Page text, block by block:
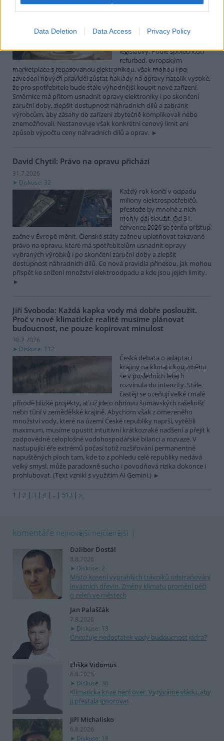
Data Deletion Data Access Privacy Policy
1.8.2026
novou evropskou směrnici o
legislativy. Podle společnosti
refurbed, evropským
marketplace s repasovanou elektronikou, však mohou i po
zavedení nových pravidel zůstat náklady na opravy natolik vysoké,
že pro spotřebitele bude stále výhodnější koupit nové zařízení.
Směrnice má přitom usnadnit opravy elektroniky i po skončení
záruční doby, zlepšit dostupnost náhradních dílů a zabránit
výrobcům, aby zásahy do zařízení zbytečně komplikovali nebo
znemožňovali. Nestanovuje však konkrétní cenový limit ani
způsob výpočtu ceny náhradních dílů a oprav.
David Chytil: Právo na opravu přichází
31.7.2026
Diskuse: 32
Každý rok končí v odpadu
miliony elektrospotřebičů,
přestože by mnohé z nich
mohly dál sloužit. Od 31.
července 2026 se tento přístup
začne v Evropě měnit. Členské státy začnou uplatňovat takzvané
právo na opravu, které má spotřebitelům usnadnit opravy
vybraných výrobků i po skončení záruční doby a zlepšit
dostupnost náhradních dílů. Co nová pravidla přinesou, jak mohou
přispět ke snížení množství elektroodpadu a kde jsou jejich limity.
Jiří Svoboda: Každá kapka vody má dobře posloužit.
Proč v nové klimatické realitě musíme plánovat
budoucnost, ne pouze kopírovat minulost
30.7.2026
Diskuse: 112
Česká debata o adaptaci
krajiny na klimatickou změnu
se v posledních letech
rozvinula do intenzity. Stále
častěji se oceňují velké i malé
přírodě blízké projekty, ať už jde o obnovu šumavských rašelinišť
nebo tůní v zemědělské krajině. Abychom však z omezeného
množství vody, které na území České republiky naprší, vytěžili
maximum, musíme opustit intuitivní krátkozraké nadšení a přejít k
zodpovědné celoplošné vodohospodářské bilanci a rozvaze. V
nastupující éře extrémů počasí totiž rozšiřování permanentně
napuštěných ploch tam, kde to z pohledu celé republiky nedává
velký smysl, může paradoxně sucho i povodňová rizika dokonce i
prohlubovat. (Text vznikl s využitím AI Gemini.)
1 | 2 | 3 | 4 | .. | 513 | »
komentáře nejnovější nejčtenější
Dalibor Dostál
8.8.2026
Diskuse: 2
Místo kosení vyprahlých trávníků odstraňování
invazních dřevin. Změny klimatu promění péči
o zeleň ve městech
Jan Palaščák
7.8.2026
Diskuse: 13
Ohrožuje nedostatek vody budoucnost jádra?
Eliška Vidomus
6.8.2026
Diskuse: 36
Klimatická krize není over. Vyzýváme vládu, aby
ji přestala ignorovat
Jiří Michalisko
6.8.2026
Diskuse: 18